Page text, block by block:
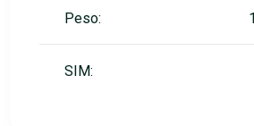
Peso:
SIM: